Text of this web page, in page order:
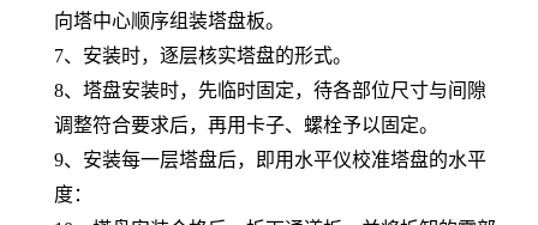
向塔中心顺序组装塔盘板。
7、安装时，逐层核实塔盘的形式。
8、塔盘安装时，先临时固定，待各部位尺寸与间隙
调整符合要求后，再用卡子、螺栓予以固定。
9、安装每一层塔盘后，即用水平仪校准塔盘的水平
度：